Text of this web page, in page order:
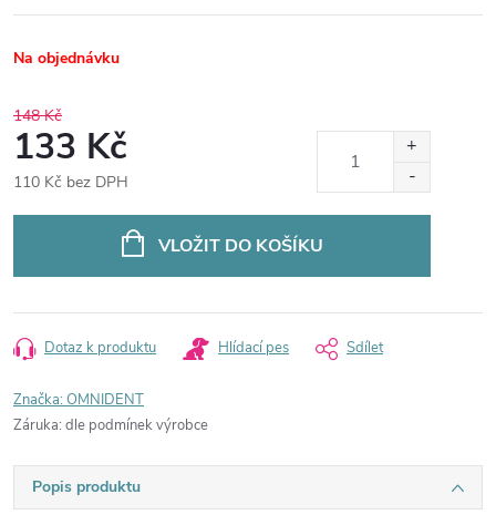
Na objednávku
148 Kč
133 Kč
110 Kč bez DPH
VLOŽIT DO KOŠÍKU
Dotaz k produktu Hlídací pes Sdílet
Značka:OMNIDENT
Záruka: dle podmínek výrobce
Popis produktu